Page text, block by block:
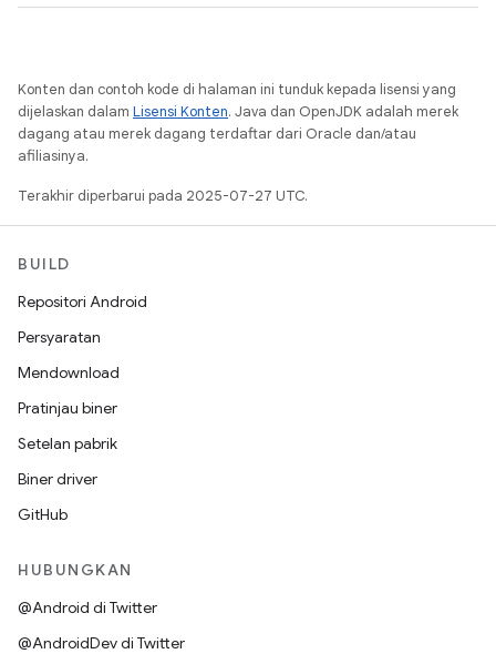
Konten dan contoh kode di halaman ini tunduk kepada lisensi yang
dijelaskan dalam Lisensi Konten. Java dan OpenJDK adalah merek
dagang atau merek dagang terdaftar dari Oracle dan/atau
afiliasinya.
Terakhir diperbarui pada 2025-07-27 UTC.
BUILD
Repositori Android
Persyaratan
Mendownload
Pratinjau biner
Setelan pabrik
Biner driver
GitHub
HUBUNGKAN
@Android di Twitter
@AndroidDev di Twitter